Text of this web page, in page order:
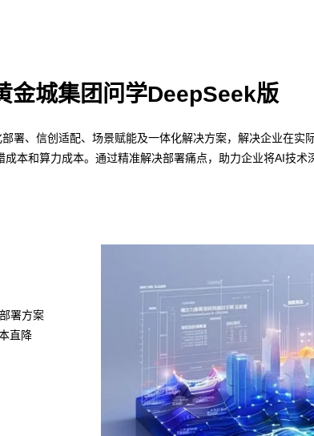
金城集团问学DeepSeek版
、信创适配、场景赋能及一体化解决方案，解决企业在实
本和算力成本。通过精准解决部署痛点，助力企业将AI技
署方案
直降